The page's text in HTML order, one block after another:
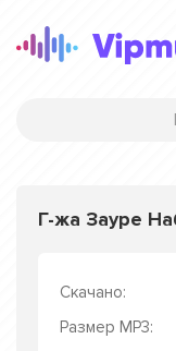
Г-жа Зауре
Скачано:
Размер MP3: